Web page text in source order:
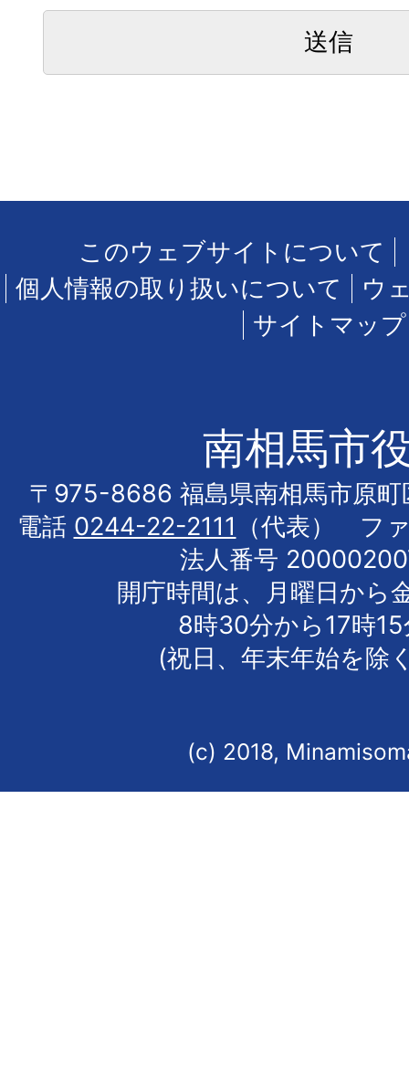
このウェブサイトについて
個人情報の取り扱いについて
ウ
サイトマップ
南相馬市
〒975-8686 福島県南相馬市原町
電話 0244-22-2111
（代表） フ
法人番号
開庁時間は、月曜日から
8時30分から17時
(祝日、年末年始を除
(c) 2018,